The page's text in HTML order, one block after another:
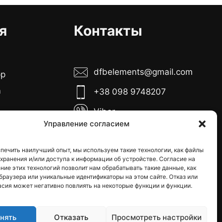
Управление согласием
наилучший опыт, мы используем такие технологии, как файлы
и/или доступа к информации об устройстве. Согласие на
этих технологий позволит нам обрабатывать такие данные, как
или уникальные идентификаторы на этом сайте. Отказ или
может негативно повлиять на некоторые функции и функции.
Отказать Просмотреть настройки
с 10:00
-
дни
Контакты
dfbelements@gmail.com
+38 098 9748207
Viber
Instagram